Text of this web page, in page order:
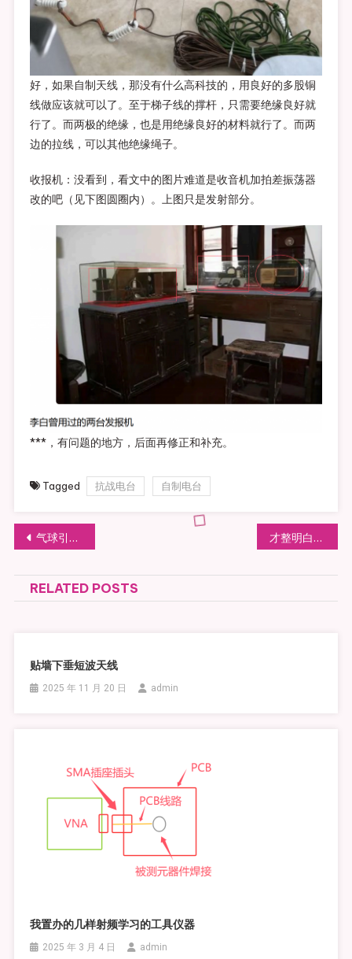
好，如果自制天线，那没有什么高科技的，用良好的多股铜
线做应该就可以了。至于梯子线的撑杆，只需要绝缘良好就
行了。而两极的绝缘，也是用绝缘良好的材料就行了。而两
边的拉线，可以其他绝缘绳子。
收报机：没看到，看文中的图片难道是收音机加拍差振荡器
改的吧（见下图圆圈内）。上图只是发射部分。
***，有问题的地方，后面再修正和补充。
Tagged 抗战电台 自制电台
文章导航
气球引导的高空天线 才整明白什么是端馈天线
RELATED POSTS
贴墙下垂短波天线
2025 年 11 月 20 日 admin
我置办的几样射频学习的工具仪器
2025 年 3 月 4 日 admin